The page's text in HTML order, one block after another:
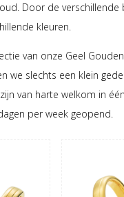
Door de verschillende
kleuren.
van onze Geel
we slechts een klein
van harte welkom in
per week geopend.